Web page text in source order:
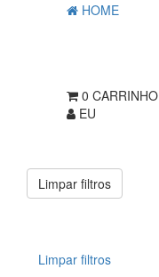
HOME
0 CARRINHO
EU
Limpar filtros
Limpar filtros